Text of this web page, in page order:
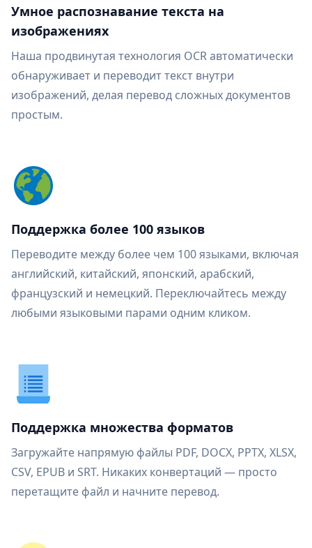
Умное распознавание текста на
изображениях
Наша продвинутая технология OCR автоматически
обнаруживает и переводит текст внутри
изображений, делая перевод сложных документов
простым.
Поддержка более 100 языков
Переводите между более чем 100 языками, включая
английский, китайский, японский, арабский,
французский и немецкий. Переключайтесь между
любыми языковыми парами одним кликом.
Поддержка множества форматов
Загружайте напрямую файлы PDF, DOCX, PPTX, XLSX,
CSV, EPUB и SRT. Никаких конвертаций — просто
перетащите файл и начните перевод.